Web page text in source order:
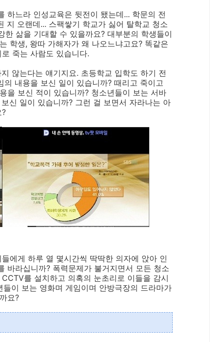
하느라 인성교육은 뒷전이 됐는데... 학문의 전
지 오랜데... 스팩쌓기 학교가 싫어 탈학교 청소
한 삶을 기대할 수 있을까요? 대부분의 학생들이
학생, 왕따 가해자가 왜 나오느냐고요? 똑같은
죽는 사람도 있습니다.
않는다는 얘기지요. 초등학교 입학도 하기 전
내용을 보신 일이 있습니까? 때리고 죽이고
을 보신 적이 있습니까? 청소년들이 보는 서바
신 일이 있습니까? 그런 걸 보면서 자라나는 아
에게 하루 열 몇시간씩 딱딱한 의자에 앉아 인
바라십니까? 폭력문제가 불거지면서 모든 청소
를 설치하고 의혹의 눈초리로 이들을 감시
이 보는 영화며 게임이며 안방극장의 드라마가
요?